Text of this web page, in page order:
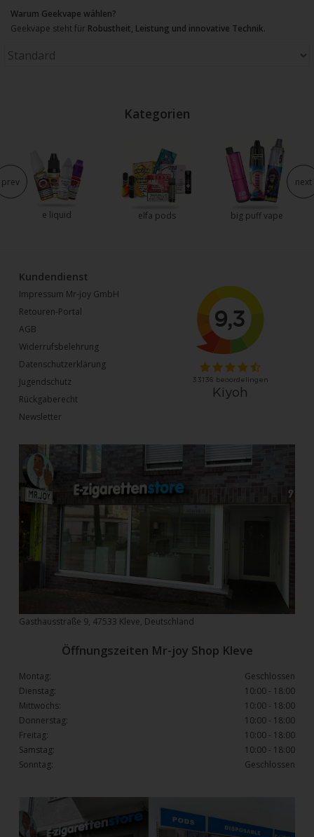
Warum Geekvape wählen?
Geekvape steht für Robustheit, Leistung und innovative Technik.
Kategorien
e liquid elfa pods big puff vape
prev next
Kundendienst
Impressum Mr-joy GmbH
Retouren-Portal
AGB
Widerrufsbelehrung
Datenschutzerklärung
Jugendschutz
Rückgaberecht
Newsletter
Gasthausstraße 9, 47533 Kleve, Deutschland
Öffnungszeiten Mr-joy Shop Kleve
Montag:
Geschlossen
Dienstag:
10:00 - 18:00
Mittwochs:
10:00 - 18:00
Donnerstag:
10:00 - 18:00
Freitag:
10:00 - 18:00
Samstag:
10:00 - 18:00
Sonntag:
Geschlossen